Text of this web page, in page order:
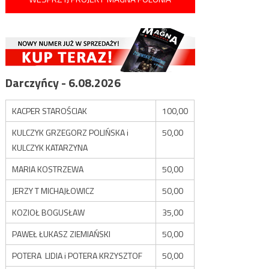
Darczyńcy - 6.08.2026
KACPER STAROŚCIAK
100,00
KULCZYK GRZEGORZ POLIŃSKA i
KULCZYK KATARZYNA
50,00
MARIA KOSTRZEWA
50,00
JERZY T MICHAJŁOWICZ
50,00
KOZIOŁ BOGUSŁAW
35,00
PAWEŁ ŁUKASZ ZIEMIAŃSKI
50,00
POTERA LIDIA i POTERA KRZYSZTOF
50,00